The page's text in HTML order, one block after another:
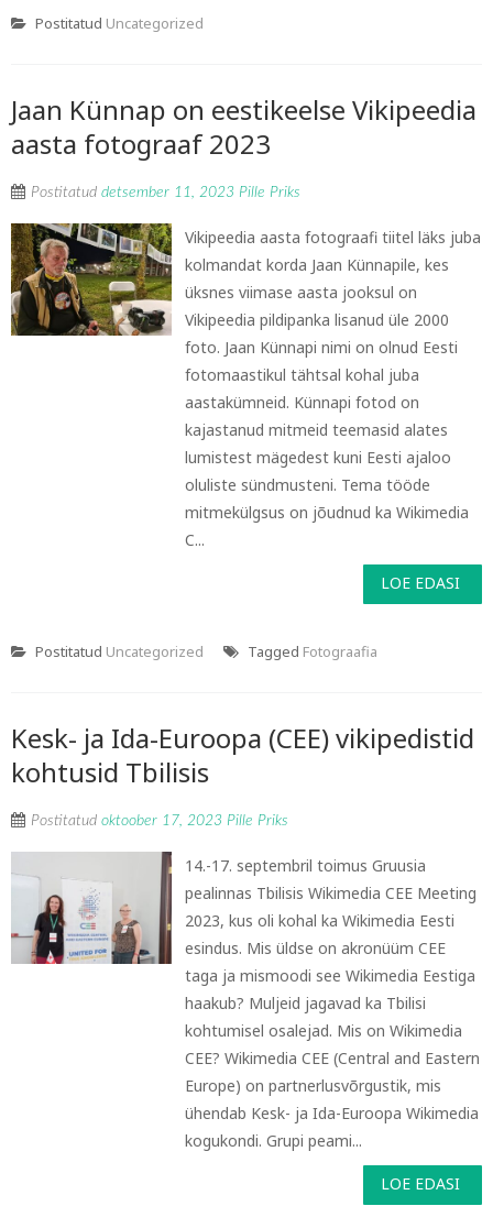
Postitatud Uncategorized
Jaan Künnap on eestikeelse Vikipeedia
aasta fotograaf 2023
Postitatud detsember 11, 2023 Pille Priks
Vikipeedia aasta fotograafi tiitel läks juba
kolmandat korda Jaan Künnapile, kes
üksnes viimase aasta jooksul on
Vikipeedia pildipanka lisanud üle 2000
foto. Jaan Künnapi nimi on olnud Eesti
fotomaastikul tähtsal kohal juba
aastakümneid. Künnapi fotod on
kajastanud mitmeid teemasid alates
lumistest mägedest kuni Eesti ajaloo
oluliste sündmusteni. Tema tööde
mitmekülgsus on jõudnud ka Wikimedia
C...
LOE EDASI
Postitatud Uncategorized Tagged Fotograafia
Kesk- ja Ida-Euroopa (CEE) vikipedistid
kohtusid Tbilisis
Postitatud oktoober 17, 2023 Pille Priks
14.-17. septembril toimus Gruusia
pealinnas Tbilisis Wikimedia CEE Meeting
2023, kus oli kohal ka Wikimedia Eesti
esindus. Mis üldse on akronüüm CEE
taga ja mismoodi see Wikimedia Eestiga
haakub? Muljeid jagavad ka Tbilisi
kohtumisel osalejad. Mis on Wikimedia
CEE? Wikimedia CEE (Central and Eastern
Europe) on partnerlusvõrgustik, mis
ühendab Kesk- ja Ida-Euroopa Wikimedia
kogukondi. Grupi peami...
LOE EDASI